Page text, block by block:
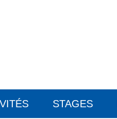
STAGES